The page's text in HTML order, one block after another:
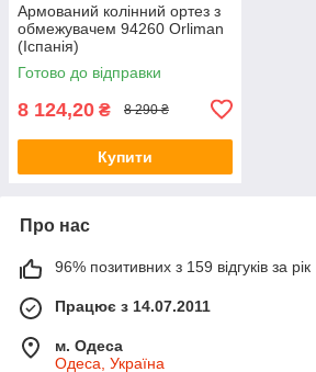
Армований колінний ортез з
обмежувачем 94260 Orliman
(Іспанія)
Готово до відправки
8 124,20 ₴ 8 290 ₴
Купити
Про нас
96% позитивних з 159 відгуків за рік
Працює з 14.07.2011
м. Одеса
Одеса, Україна